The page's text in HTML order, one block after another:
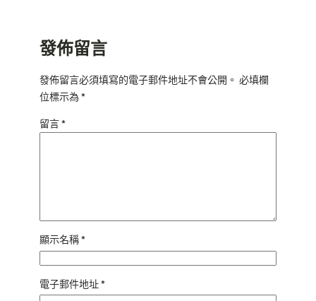
發佈留言
發佈留言必須填寫的電子郵件地址不會公開。 必填欄
位標示為*
留言*
顯示名稱*
電子郵件地址*